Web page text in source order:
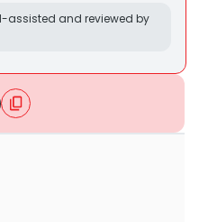
assisted and reviewed by